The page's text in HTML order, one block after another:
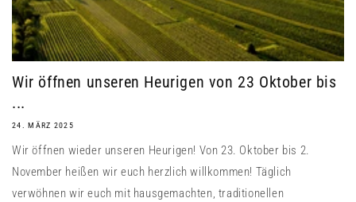
Wir öffnen unseren Heurigen von 23 Oktober bis
...
24. MÄRZ 2025
Wir öffnen wieder unseren Heurigen! Von 23. Oktober bis 2.
November heißen wir euch herzlich willkommen! Täglich
verwöhnen wir euch mit hausgemachten, traditionellen